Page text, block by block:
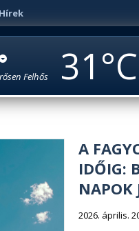
Hírek
Felhős 31
A
IDŐIG:
NAPOK
2026. április.